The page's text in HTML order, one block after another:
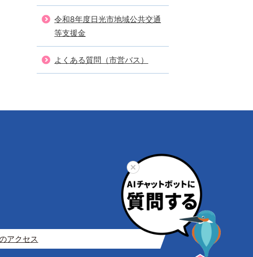
令和8年度日光市地域公共交通
等支援金
よくある質問（市営バス）
アクセス